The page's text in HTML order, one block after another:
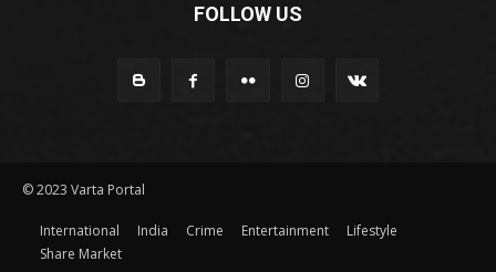
FOLLOW US
© 2023 Varta Portal
International India Crime Entertainment
Lifestyle
Share Market